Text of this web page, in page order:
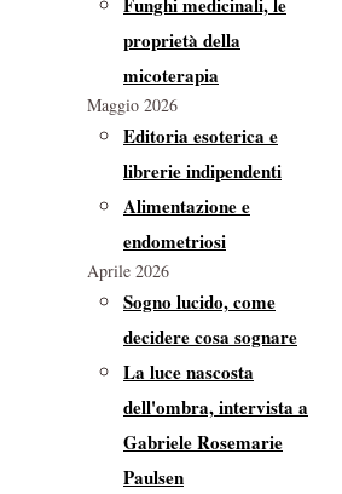
proprietà della
micoterapia
Maggio 2026
Editoria esoterica e
librerie indipendenti
Alimentazione e
endometriosi
Aprile 2026
Sogno lucido, come
decidere cosa sognare
La luce nascosta
dell'ombra, intervista a
Gabriele Rosemarie
Paulsen